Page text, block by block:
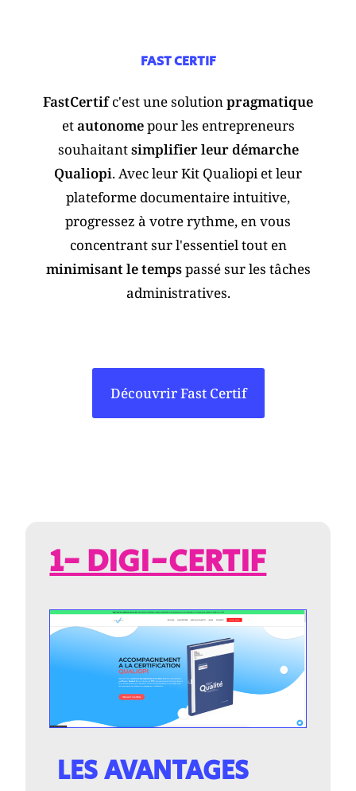
FAST CERTIF
FastCertifc'est une solution pragmatique
etautonomepour les entrepreneurs
souhaitantsimplifier leur démarche
Qualiopi. Avec leur Kit Qualiopi et leur
plateforme documentaire intuitive,
progressez à votre rythme, en vous
concentrant sur l'essentiel tout en
minimisant le tempspassé sur les tâches
administratives.
Découvrir Fast Certif
1- DIGI-CERTIF
LES AVANTAGES